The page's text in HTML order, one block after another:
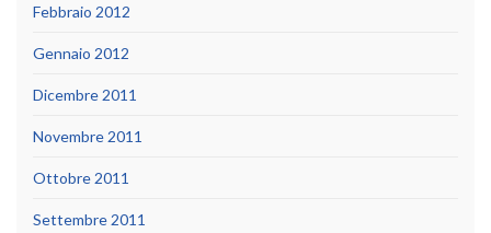
Febbraio 2012
Gennaio 2012
Dicembre 2011
Novembre 2011
Ottobre 2011
Settembre 2011